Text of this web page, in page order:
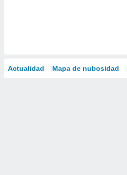
Actualidad Mapa de nubosidad